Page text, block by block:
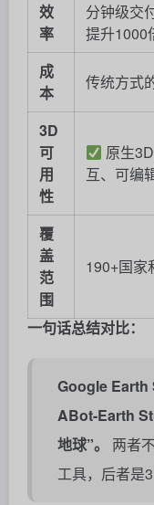
效
率
分钟级交
提升1000
成
本
传统方式
3D
可
用
性
原生
互、可编
覆
盖
范
围
190+国家
一句话总结对比：
Google Earth
ABot-Earth
地球”。
两者
工具，后者是